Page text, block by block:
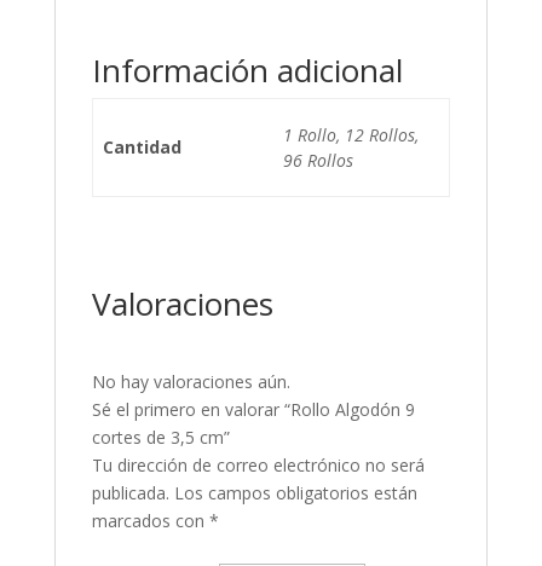
Información adicional
Cantidad
1 Rollo, 12 Rollos,
96 Rollos
Valoraciones
No hay valoraciones aún.
Sé el primero en valorar “Rollo Algodón 9
cortes de 3,5 cm”
Tu dirección de correo electrónico no será
publicada. Los campos obligatorios están
marcados con *